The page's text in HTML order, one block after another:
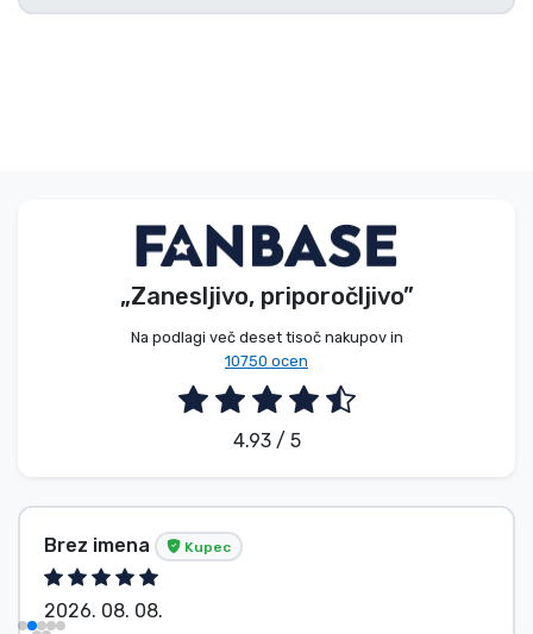
„Zanesljivo, priporočljivo”
Na podlagi več deset tisoč nakupov in
10750 ocen
4.93 / 5
Brez imena Kupec
2026. 08. 08.
Blagovne znamke